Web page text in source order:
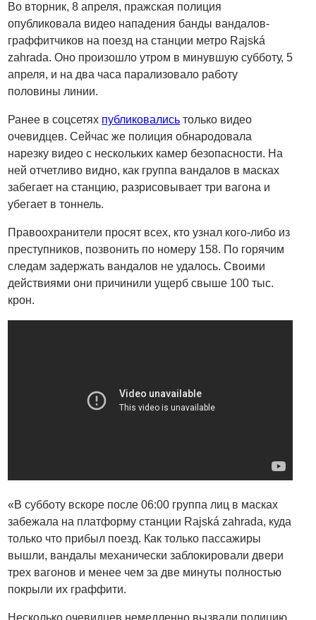
Во вторник, 8 апреля, пражская полиция
опубликовала видео нападения банды вандалов-
граффитчиков на поезд на станции метро Rajská
zahrada. Оно произошло утром в минувшую субботу, 5
апреля, и на два часа парализовало работу
половины линии.
Ранее в соцсетях публиковались только видео
очевидцев. Сейчас же полиция обнародовала
нарезку видео с нескольких камер безопасности. На
ней отчетливо видно, как группа вандалов в масках
забегает на станцию, разрисовывает три вагона и
убегает в тоннель.
Правоохранители просят всех, кто узнал кого-либо из
преступников, позвонить по номеру 158. По горячим
следам задержать вандалов не удалось. Своими
действиями они причинили ущерб свыше 100 тыс.
крон.
«В субботу вскоре после 06:00 группа лиц в масках
забежала на платформу станции Rajská zahrada, куда
только что прибыл поезд. Как только пассажиры
вышли, вандалы механически заблокировали двери
трех вагонов и менее чем за две минуты полностью
покрыли их граффити.
Несколько очевидцев немедленно вызвали полицию